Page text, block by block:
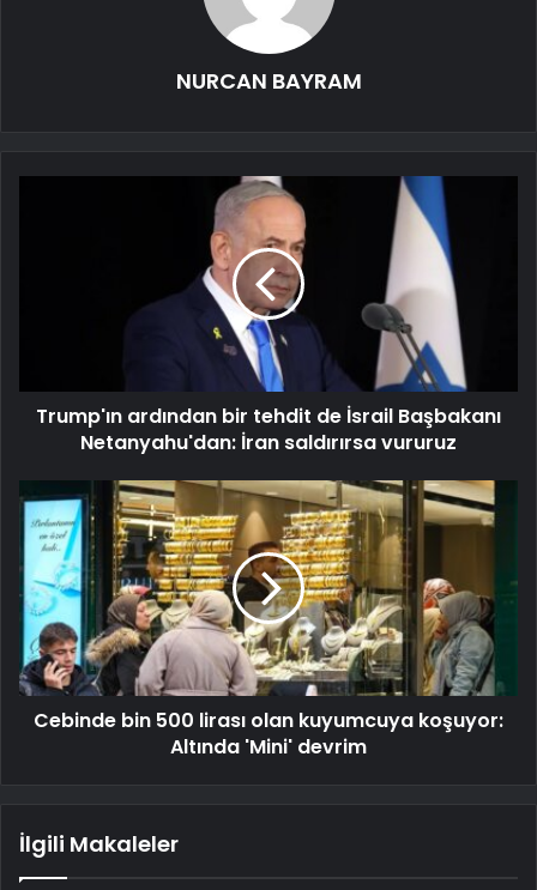
NURCAN BAYRAM
Trump'ın ardından bir tehdit de İsrail Başbakanı
Netanyahu'dan: İran saldırırsa vururuz
Cebinde bin 500 lirası olan kuyumcuya koşuyor:
Altında 'Mini' devrim
İlgili Makaleler